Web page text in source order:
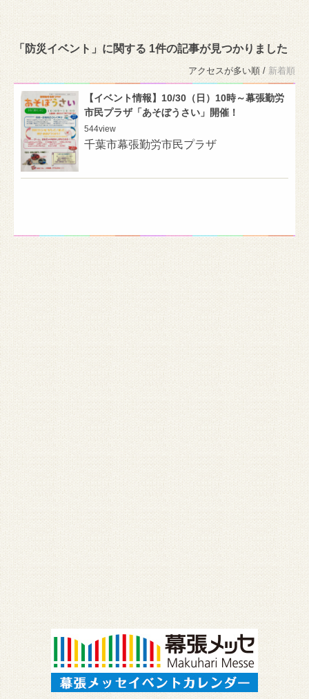
「防災イベント」に関する 1件の記事が見つかりました
アクセスが多い順 / 新着順
【イベント情報】10/30（日）10時～幕張勤労
市民プラザ「あそぼうさい」開催！
544view
千葉市幕張勤労市民プラザ